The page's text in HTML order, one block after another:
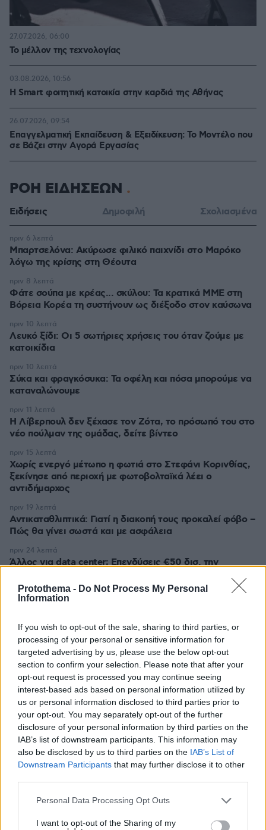
Protothema - Do Not Process My Personal
Information
If you wish to opt-out of the sale, sharing to third parties, or
processing of your personal or sensitive information for
targeted advertising by us, please use the below opt-out
section to confirm your selection. Please note that after your
opt-out request is processed you may continue seeing
interest-based ads based on personal information utilized by
us or personal information disclosed to third parties prior to
your opt-out. You may separately opt-out of the further
disclosure of your personal information by third parties on the
IAB’s list of downstream participants. This information may
also be disclosed by us to third parties on the IAB’s List of
Downstream Participants that may further disclose it to other
Please note that this website/app uses one or more Google
not limited to your visit or usage behaviour. You may click to
Personal Data Processing Opt Outs
I want to opt-out of the Sharing of my
Το μέλλον της τεχνολογίας
27.07.2026, 06:00
Η Smart φοιτητική κατοικία στην καρδιά της Αθήνας
03.08.2026, 10:56
Επαγγελματική Εκπαίδευση & Εξειδίκευση: Το Mοντέλο που
σε Bάζει στην Aγορά Eργασίας
26.07.2026, 09:54
ΡΟΗ ΕΙΔΗΣΕΩΝ
Ειδήσεις Δημοφιλή Σχολιασμένα
Μπαρτσελόνα: Ακύρωσε φιλικό παιχνίδι στο Μαρόκο
λόγω της κρίσης στη Θέουτα
πριν 6 λεπτά
Φάτε σούπα με κρέας... σκύλου: Τα κρατικά ΜΜΕ στη
Βόρεια Κορέα τη συστήνουν ως διέξοδο στον καύσωνα
πριν 8 λεπτά
Λευκό ξίδι: Οι 5 σωτήριες χρήσεις του όταν ζούμε με
κατοικίδια
πριν 10 λεπτά
Σύκα και φραγκόσυκα: Τα οφέλη και πόσα μπορούμε να
καταναλώνουμε
πριν 10 λεπτά
Η Λίβερπουλ δεν ξέχασε τον Ζότα, το πρόσωπό του στο
νέο πούλμαν της ομάδας, δείτε βίντεο
πριν 11 λεπτά
Χωρίς ενεργό μέτωπο η φωτιά στο Στεφάνι Κορινθίας,
ξεκίνησε από περιοχή με φωτοβολταϊκά λέει ο
αντιδήμαρχος
πριν 15 λεπτά
Αντικαταθλιπτικά: Γιατί η διακοπή τους προκαλεί φόβο –
Πώς θα γίνει σωστά και με ασφάλεια
πριν 19 λεπτά
Άλλος για data center; Επενδύσεις €50 δισ. την
πριν 24 λεπτά
Παρ' ολίγον τραγωδία στη Μαγνησία, «ακυβέρνητο»
προσέκρουσε σε πολυκατοικία
πριν 26 λεπτά
Οι ευχές της Κωνσταντίνας Ευρυπίδου στον Φίλιππο
Μιχόπουλο για τα γενέθλιά του: Κάποιοι άνθρωποι
απλώς κάνουν τη ζωή πιο όμορφη
πριν 29 λεπτά
ΔΕΙΤΕ ΟΛΕΣ ΤΙΣ ΕΙΔΗΣΕΙΣ
ΤΑ ΠΙΟ ΔΗΜΟΦΙΛΗ